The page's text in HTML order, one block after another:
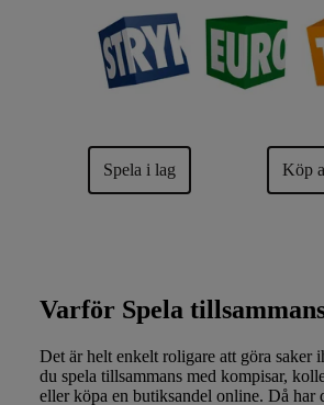
Spela i lag Köp
Varför Spela
Det är helt enkelt roligare att göra saker
du spela tillsammans med kompisar,
eller köpa en butiksandel online. Då har